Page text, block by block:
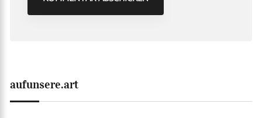
aufunsere.art